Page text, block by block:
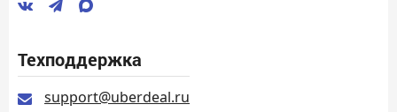
Техподдержка
support@uberdeal.ru